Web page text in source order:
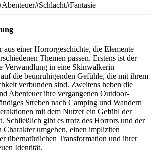
Abenteuer#Schlacht#Fantasie
aus einer Horrorgeschichte, die Elemente
Themen passen. Erstens ist der
Verwandlung in eine Skinwalkerin
die beunruhigenden Gefühle, die mit ihrem
verbunden sind. Zweitens heben die
Abenteuer ihre vergangenen Outdoor-
Streben nach Camping und Wandern
mit dem Nutzer ein Gefühl der
Schließlich gibt es trotz des Horrors und der
umgeben, einen impliziten
übernatürlichen Transformation und ihrer
Identität.